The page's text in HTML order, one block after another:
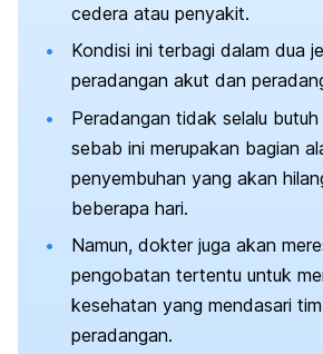
cedera atau penyakit.
Kondisi ini terbagi dalam dua
peradangan akut dan
Peradangan tidak selalu
sebab ini merupakan bagian
penyembuhan yang akan
beberapa hari.
Namun, dokter juga akan
pengobatan tertentu untuk
kesehatan yang mendasari
peradangan.